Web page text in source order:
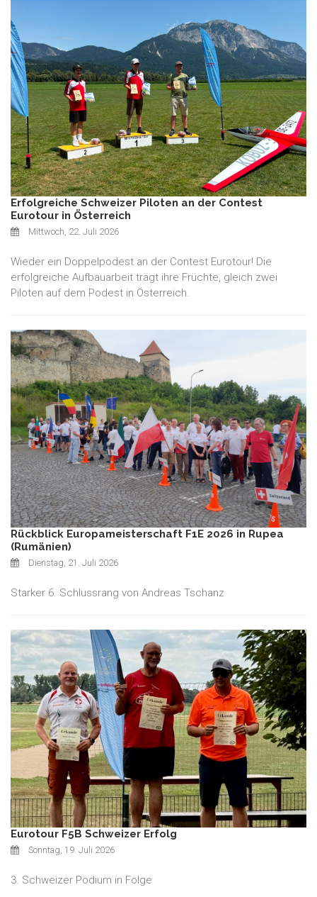
Erfolgreiche Schweizer Piloten an der Contest
Eurotour in Österreich
Mittwoch, 22. Juli 2026
Wieder ein Doppelpodest an der Contest Eurotour! Die
erfolgreiche Aufbauarbeit trägt ihre Früchte, gleich zwei
Piloten auf dem Podest in Österreich.
Rückblick Europameisterschaft F1E 2026 in Rupea
(Rumänien)
Dienstag, 21. Juli 2026
Starker 6. Schlussrang von Andreas Tschanz
Eurotour F5B Schweizer Erfolg
Sonntag, 19. Juli 2026
3. Schweizer Podium in Folge